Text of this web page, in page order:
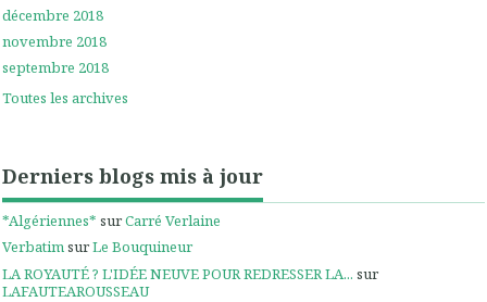
décembre 2018
novembre 2018
septembre 2018
Toutes les archives
Derniers blogs mis à jour
*Algériennes* surCarré Verlaine
VerbatimsurLe Bouquineur
LA ROYAUTÉ ? L'IDÉE NEUVE POUR REDRESSER LA... sur
LAFAUTEAROUSSEAU